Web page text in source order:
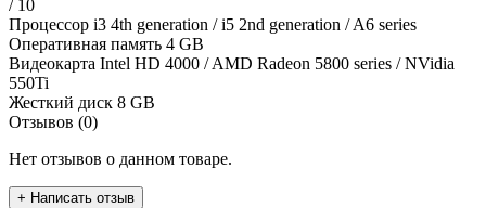
/ 10
Процессор i3 4th generation / i5 2nd generation / A6 series
Оперативная память 4 GB
Видеокарта Intel HD 4000 / AMD Radeon 5800 series / NVidia
550Ti
Жесткий диск 8 GB
Отзывов (0)
Нет отзывов о данном товаре.
+ Написать отзыв